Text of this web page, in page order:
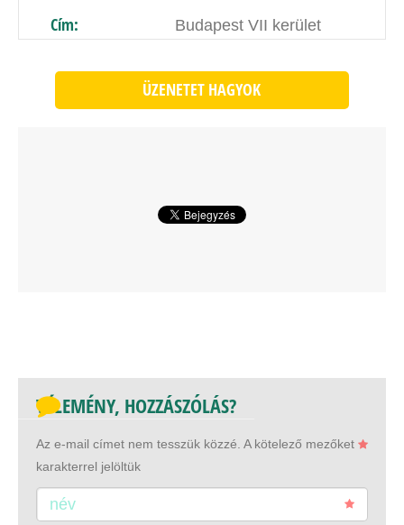
Cím: Budapest VII kerület
ÜZENETET HAGYOK
VÉLEMÉNY, HOZZÁSZÓLÁS?
Az e-mail címet nem tesszük közzé. A kötelező mezőket
karakterrel jelöltük
név